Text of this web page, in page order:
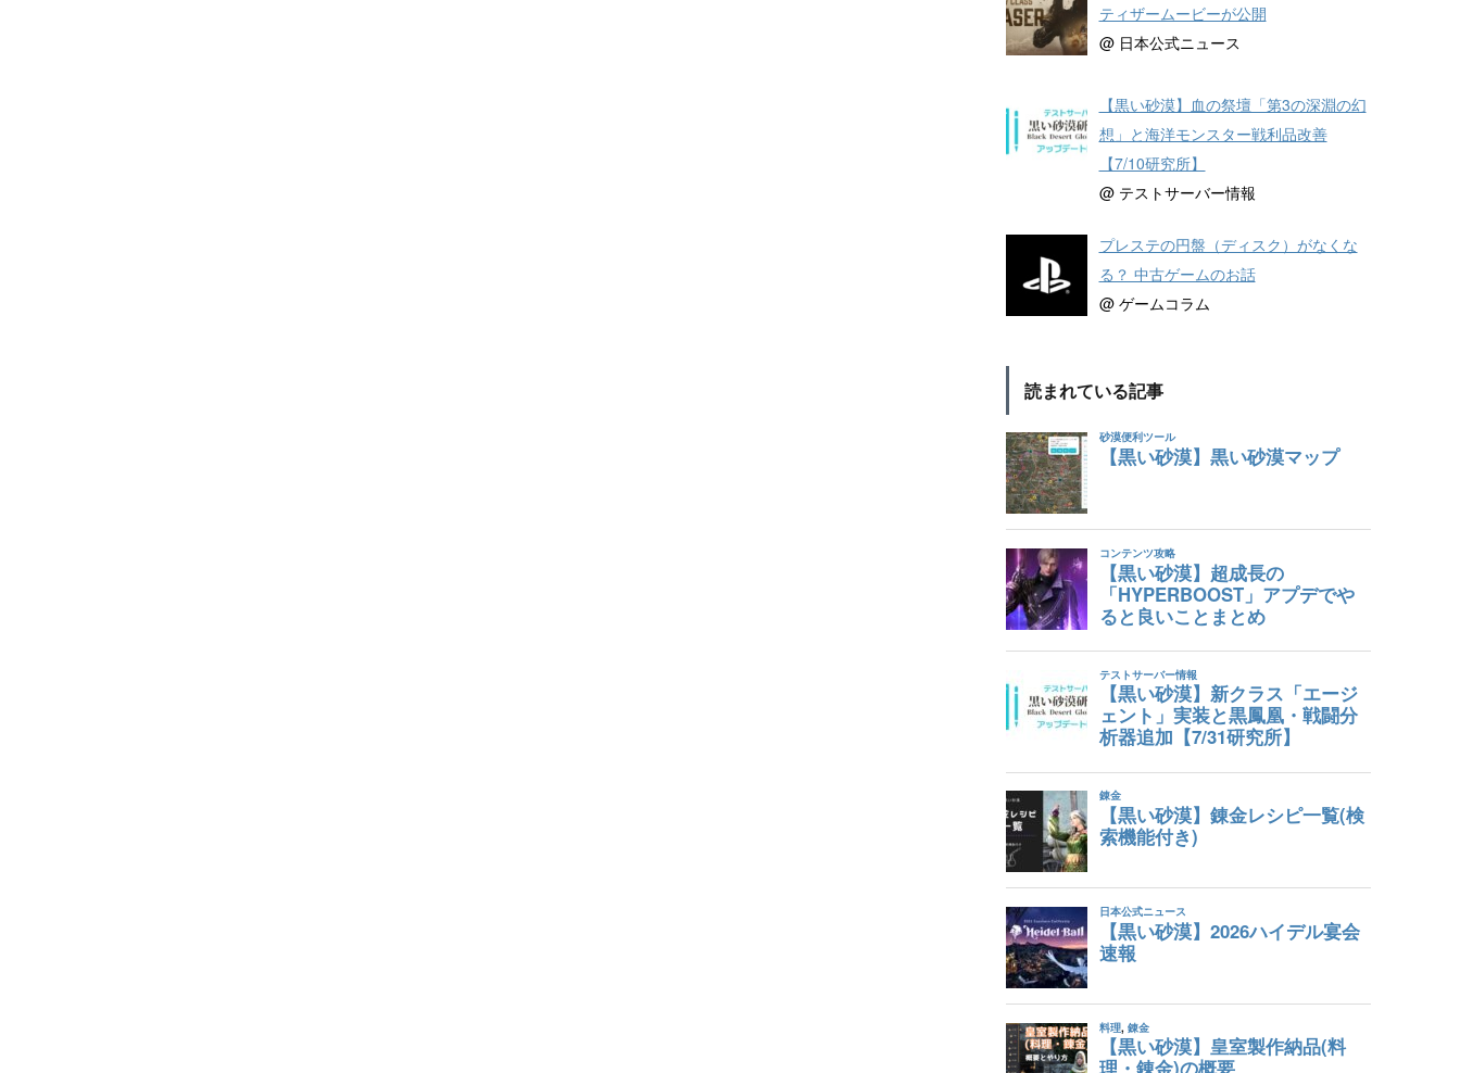
ティザームービーが公開
@ 日本公式ニュース
【黒い砂漠】血の祭壇「第3の深淵の幻
想」と海洋モンスター戦利品改善
【7/10研究所】
@ テストサーバー情報
プレステの円盤（ディスク）がなくな
る？ 中古ゲームのお話
@ ゲームコラム
読まれている記事